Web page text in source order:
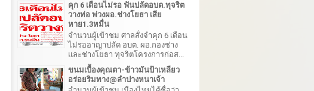
คุก 6 เดือนไม่รอ ฟันปลัดอบต.ทุจริต
วางท่อ พ่วงผอ.ช่างโยธา เสีย
หาย1.3หมื่น
จำนวนผู้เข้าชม ศาลสั่งจำคุก 6 เดือน
ไม่รออาญาปลัด อบต. ผอ.กองช่าง
และช่างโยธา ทุจริตโครงการก่อส...
ขนมเบื้องคุณตา-ข้าวมันป้าเหลียว
อร่อยริมทาง@ลำปางหนาเจ้า